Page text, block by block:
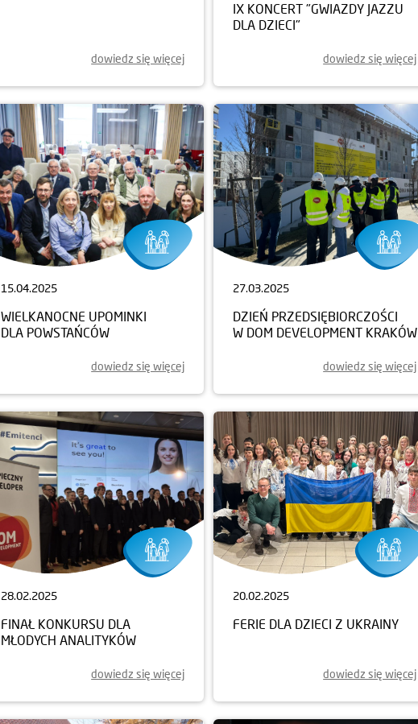
dowiedz się więcej
IX KONCERT "GWIAZDY JAZZU
DLA DZIECI"
dowiedz się więcej
15.04.2025
WIELKANOCNE UPOMINKI
DLA POWSTAŃCÓW
dowiedz się więcej
27.03.2025
DZIEŃ PRZEDSIĘBIORCZOŚCI
W DOM DEVELOPMENT KRAKÓW
dowiedz się więcej
28.02.2025
FINAŁ KONKURSU DLA
MŁODYCH ANALITYKÓW
dowiedz się więcej
20.02.2025
FERIE DLA DZIECI Z UKRAINY
dowiedz się więcej